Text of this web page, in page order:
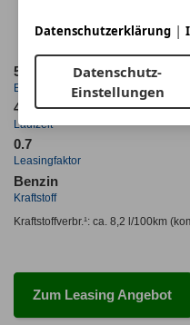
5.2025
Erstzulassung
48 Monate
Laufzeit
0.7
Leasingfaktor
Benzin
Kraftstoff
Kraftstoffverbr.¹: ca. 8,2 l/100km
Zum Leasing Angebot
Datenschutzerklärung |
Datenschutz-
Einstellungen